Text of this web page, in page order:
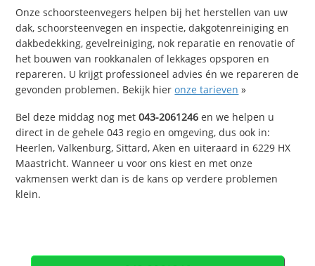
Onze schoorsteenvegers helpen bij het herstellen van uw
dak, schoorsteenvegen en inspectie, dakgotenreiniging en
dakbedekking, gevelreiniging, nok reparatie en renovatie of
het bouwen van rookkanalen of lekkages opsporen en
repareren. U krijgt professioneel advies én we repareren de
gevonden problemen. Bekijk hieronze tarieven »
Bel deze middag nog met043-2061246 en we helpen u
direct in de gehele 043 regio en omgeving, dus ook in:
Heerlen, Valkenburg, Sittard, Aken en uiteraard in 6229 HX
Maastricht. Wanneer u voor ons kiest en met onze
vakmensen werkt dan is de kans op verdere problemen
klein.